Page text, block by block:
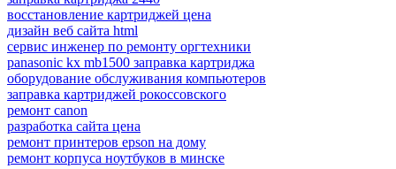
восстановление картриджей цена
дизайн веб сайта html
сервис инженер по ремонту оргтехники
panasonic kx mb1500 заправка картриджа
оборудование обслуживания компьютеров
заправка картриджей рокоссовского
ремонт canon
разработка сайта цена
ремонт принтеров epson на дому
ремонт корпуса ноутбуков в минске